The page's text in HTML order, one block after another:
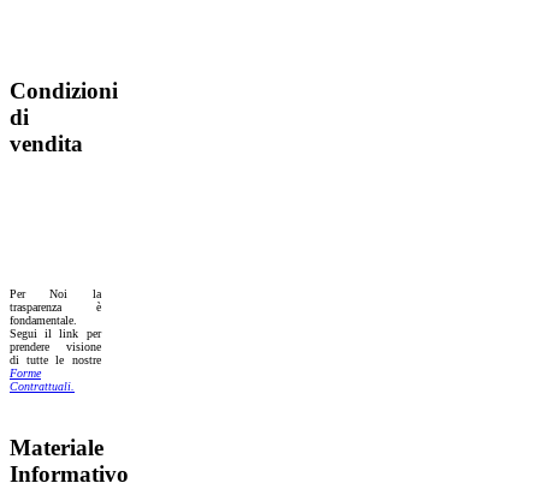
Condizioni
di
vendita
Per Noi la
trasparenza è
fondamentale.
Segui il link per
prendere visione
di tutte le nostre
Forme
Contrattuali.
Materiale
Informativo